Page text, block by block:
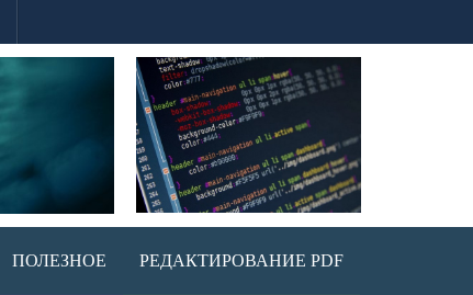
ПОЛЕЗНОЕ РЕДАКТИРОВАНИЕ PDF